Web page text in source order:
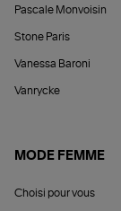
Pascale Monvoisin
Stone Paris
Vanessa Baroni
Vanrycke
MODE FEMME
Choisi pour vous